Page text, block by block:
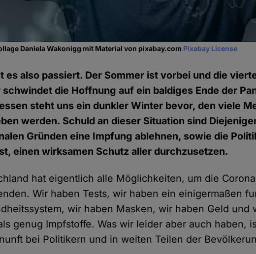
Daniela Wakonigg mit Material von pixabay.com Pixabay License
es also passiert. Der Sommer ist vorbei und die
schwindet die Hoffnung auf ein baldiges Ende der
steht uns ein dunkler Winter bevor, den viele
werden. Schuld an dieser Situation sind
Gründen eine Impfung ablehnen, sowie die
einen wirksamen Schutz aller durchzusetzen.
hat eigentlich alle Möglichkeiten, um die
Wir haben Tests, wir haben ein einigermaßen
wir haben Masken, wir haben Geld und
genug Impfstoffe. Was wir leider aber auch haben,
bei Politikern und in weiten Teilen der